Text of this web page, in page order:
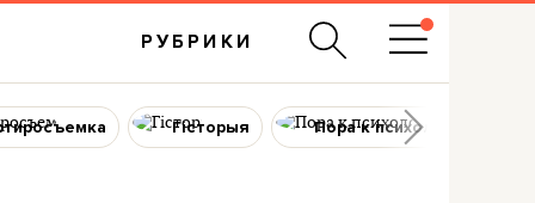
РУБРИКИ
Гісторыя Пора к психологу